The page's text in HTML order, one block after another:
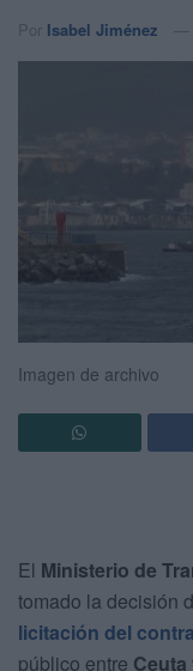
Por Isabel Jiménez
Imagen de archivo
El Ministerio de
tomado la decisión
licitación del
público entre